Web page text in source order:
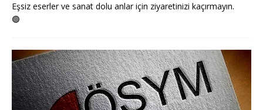
Eşsiz eserler ve sanat dolu anlar için ziyaretinizi kaçırmayın.
🟢